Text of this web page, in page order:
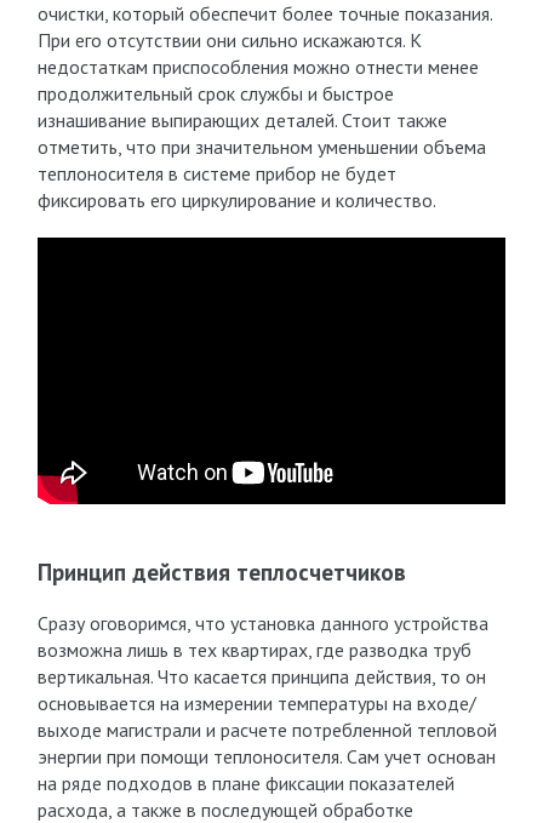
очистки, который обеспечит более точные показания.
При его отсутствии они сильно искажаются. К
недостаткам приспособления можно отнести менее
продолжительный срок службы и быстрое
изнашивание выпирающих деталей. Стоит также
отметить, что при значительном уменьшении объема
теплоносителя в системе прибор не будет
фиксировать его циркулирование и количество.
Принцип действия теплосчетчиков
Сразу оговоримся, что установка данного устройства
возможна лишь в тех квартирах, где разводка труб
вертикальная. Что касается принципа действия, то он
основывается на измерении температуры на входе/
выходе магистрали и расчете потребленной тепловой
энергии при помощи теплоносителя. Сам учет основан
на ряде подходов в плане фиксации показателей
расхода, а также в последующей обработке